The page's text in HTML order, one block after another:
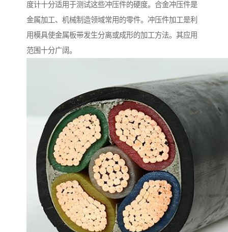
度计十分适用于测试这些冲压件的硬度。合金冲压件是
金属加工、机械制造领域常用的零件。冲压件加工是利
用模具使金属板带发生分离或成形的加工方法。其应用
范围十分广阔。